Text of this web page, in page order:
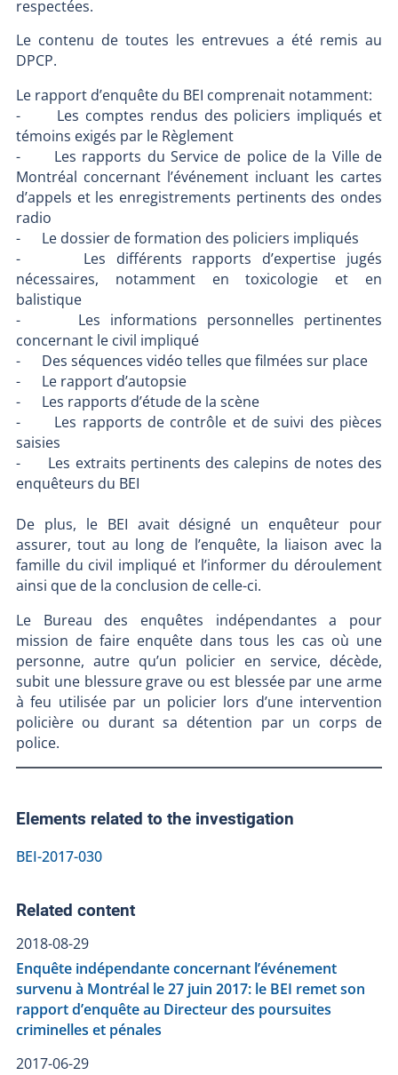
respectées.
Le contenu de toutes les entrevues a été remis au
DPCP.
Le rapport d’enquête du BEI comprenait notamment:
- Les comptes rendus des policiers impliqués et
témoins exigés par le Règlement
- Les rapports du Service de police de la Ville de
Montréal concernant l’événement incluant les cartes
d’appels et les enregistrements pertinents des ondes
radio
- Le dossier de formation des policiers impliqués
- Les différents rapports d’expertise jugés
nécessaires, notamment en toxicologie et en
balistique
- Les informations personnelles pertinentes
concernant le civil impliqué
- Des séquences vidéo telles que filmées sur place
- Le rapport d’autopsie
- Les rapports d’étude de la scène
- Les rapports de contrôle et de suivi des pièces
saisies
- Les extraits pertinents des calepins de notes des
enquêteurs du BEI
De plus, le BEI avait désigné un enquêteur pour
assurer, tout au long de l’enquête, la liaison avec la
famille du civil impliqué et l’informer du déroulement
ainsi que de la conclusion de celle-ci.
Le Bureau des enquêtes indépendantes a pour
mission de faire enquête dans tous les cas où une
personne, autre qu’un policier en service, décède,
subit une blessure grave ou est blessée par une arme
à feu utilisée par un policier lors d’une intervention
policière ou durant sa détention par un corps de
police.
Elements related to the investigation
BEI-2017-030
Related content
2018-08-29
Enquête indépendante concernant l’événement
survenu à Montréal le 27 juin 2017: le BEI remet son
rapport d’enquête au Directeur des poursuites
criminelles et pénales
2017-06-29